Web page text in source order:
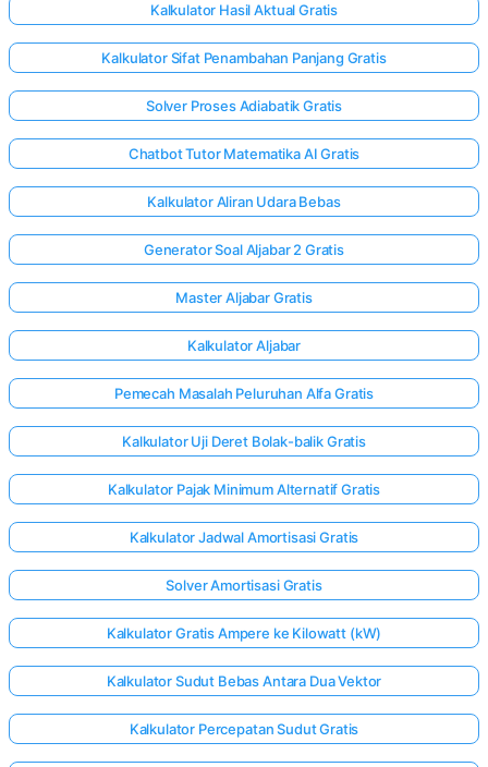
Kalkulator Hasil Aktual Gratis
Kalkulator Sifat Penambahan Panjang Gratis
Solver Proses Adiabatik Gratis
Chatbot Tutor Matematika AI Gratis
Kalkulator Aliran Udara Bebas
Generator Soal Aljabar 2 Gratis
Master Aljabar Gratis
Kalkulator Aljabar
Pemecah Masalah Peluruhan Alfa Gratis
Kalkulator Uji Deret Bolak-balik Gratis
Kalkulator Pajak Minimum Alternatif Gratis
Kalkulator Jadwal Amortisasi Gratis
Solver Amortisasi Gratis
Kalkulator Gratis Ampere ke Kilowatt (kW)
Kalkulator Sudut Bebas Antara Dua Vektor
Kalkulator Percepatan Sudut Gratis